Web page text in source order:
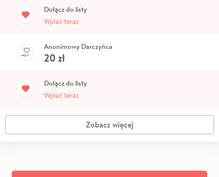
Dołącz do listy
Wpłać teraz
Anonimowy Darczyńca
20 zł
Dołącz do listy
Wpłać teraz
Zobacz więcej